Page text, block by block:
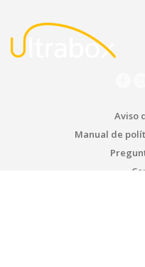
Aviso
Manual de